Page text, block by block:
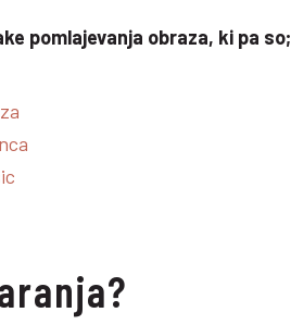
pomlajevanja obraza, ki pa so;